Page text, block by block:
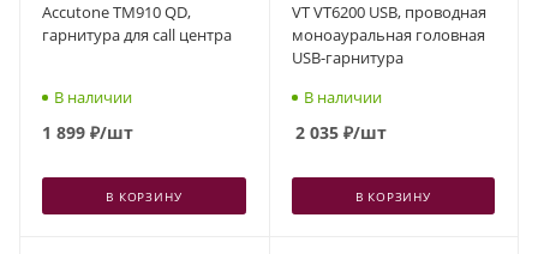
Accutone TM910 QD,
гарнитура для call центра
В наличии
1 899 ₽/шт
В КОРЗИНУ
VT VT6200 USB, проводная
моноауральная головная
USB-гарнитура
В наличии
2 035₽/шт
В КОРЗИНУ